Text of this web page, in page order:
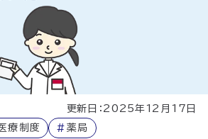
更新日：2025年12月17日
療制度 # 薬局